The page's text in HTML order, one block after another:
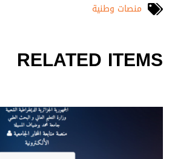
منصات وطنية
RELATED ITEMS